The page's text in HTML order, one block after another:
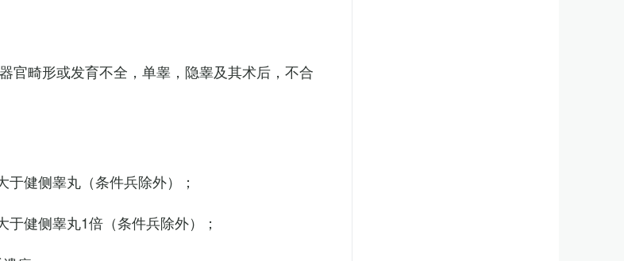
官畸形或发育不全，单睾，隐睾及其术后，不合
于健侧睾丸（条件兵除外）；
于健侧睾丸1倍（条件兵除外）；